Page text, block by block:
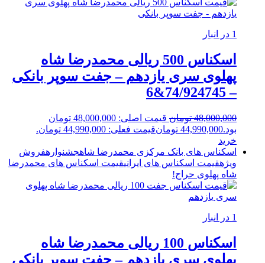
1 در انبار
اسکناس 500 ریالی محمدرضا شاه
پهلوی سری یازدهم – جفت سوپر بانکی
– 74/924745&6
48,000,000 تومان
قیمت اصلی: 48,000,000 تومان
بود.44,990,000 تومانقیمت فعلی: 44,990,000 تومان.
خرید
اسکناس های بانک مرکزی محمدرضا شاهجشنوارهفروش
ویژهقیمت اسکناس های ایرانیقیمت اسکناس های محمدرضا
شاه پهلوی حراج!
1 در انبار
اسکناس 100 ریالی محمدرضا شاه
پهلوی سری یازدهم – جفت سوپر بانکی